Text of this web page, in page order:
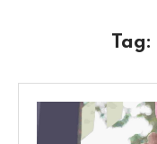
Tag: